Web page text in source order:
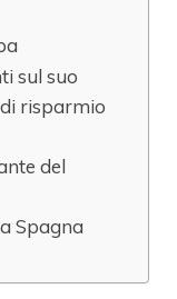
sul suo
risparmio
del
Spagna